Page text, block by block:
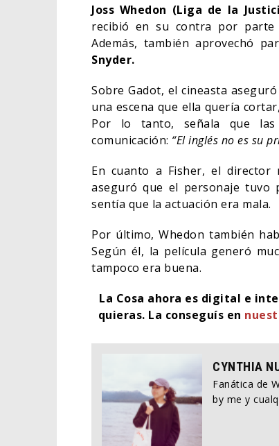
Joss Whedon (Liga de la
recibió en su contra por parte
Además, también aprovechó
Snyder.
Sobre Gadot, el cineasta
una escena que ella quería
Por lo tanto, señala que
comunicación: “El inglés no es su
En cuanto a Fisher, el director
aseguró que el personaje tuvo
sentía que la actuación era mala.
Por último, Whedon también
Según él, la película generó
tampoco era buena.
La Cosa ahora es digital e
quieras. La conseguís en
CYNTHIA
Fanática de
by me y